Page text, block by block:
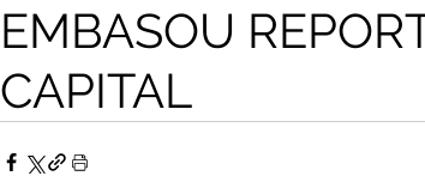
EMBASOU
CAPITAL